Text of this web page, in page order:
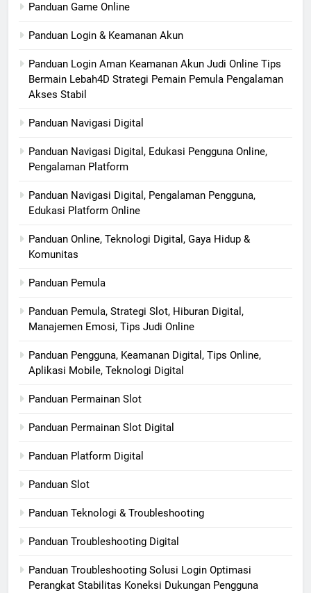
Panduan Game Online
Panduan Login & Keamanan Akun
Panduan Login Aman Keamanan Akun Judi Online Tips
Bermain Lebah4D Strategi Pemain Pemula Pengalaman
Akses Stabil
Panduan Navigasi Digital
Panduan Navigasi Digital, Edukasi Pengguna Online,
Pengalaman Platform
Panduan Navigasi Digital, Pengalaman Pengguna,
Edukasi Platform Online
Panduan Online, Teknologi Digital, Gaya Hidup &
Komunitas
Panduan Pemula
Panduan Pemula, Strategi Slot, Hiburan Digital,
Manajemen Emosi, Tips Judi Online
Panduan Pengguna, Keamanan Digital, Tips Online,
Aplikasi Mobile, Teknologi Digital
Panduan Permainan Slot
Panduan Permainan Slot Digital
Panduan Platform Digital
Panduan Slot
Panduan Teknologi & Troubleshooting
Panduan Troubleshooting Digital
Panduan Troubleshooting Solusi Login Optimasi
Perangkat Stabilitas Koneksi Dukungan Pengguna